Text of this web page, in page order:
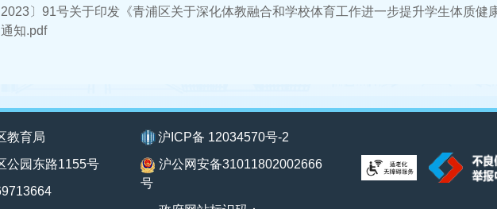
〕91号关于印发《青浦区关于深化体教融合和学校体育工作进一步提升学生体质健
知.pdf
教育局
公园东路1155号
沪ICP备 12034570号-2
沪公网安备31011802002666
号